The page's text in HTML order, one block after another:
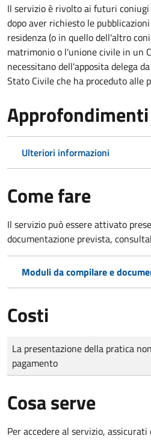
Il servizio è rivolto ai futuri
dopo aver richiesto le
residenza (o in quello dell'altro
matrimonio o l'unione civile in un
necessitano dell'apposita delega
Stato Civile che ha proceduto alle
Approfondimenti
Ulteriori informazioni
Come fare
Il servizio può essere attivato
documentazione prevista,
Moduli da compilare e
Costi
Tipo di pagamento
Importo
La presentazione della pratica
pagamento
Cosa serve
Per accedere al servizio, assicurati